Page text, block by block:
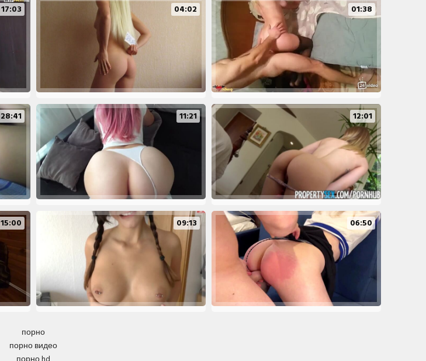
17:03 04:02 01:38
28:41 11:21 12:01
15:00 09:13 06:50
порно
порно видео